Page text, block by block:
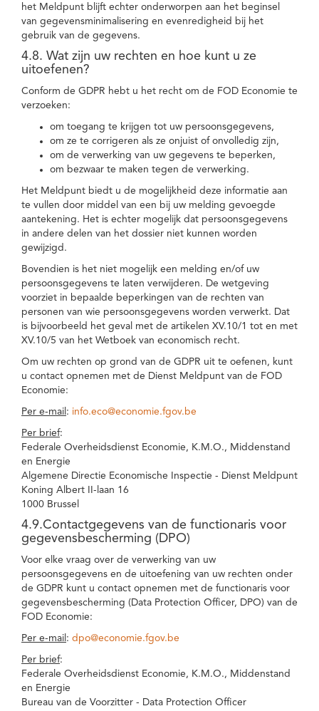
het Meldpunt blijft echter onderworpen aan het beginsel
van gegevensminimalisering en evenredigheid bij het
gebruik van de gegevens.
4.8. Wat zijn uw rechten en hoe kunt u ze
uitoefenen?
Conform de GDPR hebt u het recht om de FOD Economie te
verzoeken:
om toegang te krijgen tot uw persoonsgegevens,
om ze te corrigeren als ze onjuist of onvolledig zijn,
om de verwerking van uw gegevens te beperken,
om bezwaar te maken tegen de verwerking.
Het Meldpunt biedt u de mogelijkheid deze informatie aan
te vullen door middel van een bij uw melding gevoegde
aantekening. Het is echter mogelijk dat persoonsgegevens
in andere delen van het dossier niet kunnen worden
gewijzigd.
Bovendien is het niet mogelijk een melding en/of uw
persoonsgegevens te laten verwijderen. De wetgeving
voorziet in bepaalde beperkingen van de rechten van
personen van wie persoonsgegevens worden verwerkt. Dat
is bijvoorbeeld het geval met de artikelen XV.10/1 tot en met
XV.10/5 van het Wetboek van economisch recht.
Om uw rechten op grond van de GDPR uit te oefenen, kunt
u contact opnemen met de Dienst Meldpunt van de FOD
Economie:
Per e-mail : info.eco@economie.fgov.be
Per brief:
Federale Overheidsdienst Economie, K.M.O., Middenstand
en Energie
Algemene Directie Economische Inspectie - Dienst Meldpunt
Koning Albert II-laan 16
1000 Brussel
4.9.Contactgegevens van de functionaris voor
gegevensbescherming (DPO)
Voor elke vraag over de verwerking van uw
persoonsgegevens en de uitoefening van uw rechten onder
de GDPR kunt u contact opnemen met de functionaris voor
gegevensbescherming (Data Protection Officer, DPO) van de
FOD Economie:
Per e-mail : dpo@economie.fgov.be
Per brief:
Federale Overheidsdienst Economie, K.M.O., Middenstand
en Energie
Bureau van de Voorzitter - Data Protection Officer